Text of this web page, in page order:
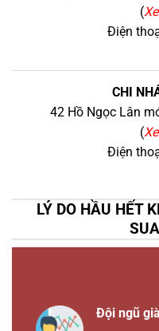
(
Điện
CHI
42 Hồ Ngọc Lân
(
Điện
LÝ DO HẦU HẾT
Đội ngũ